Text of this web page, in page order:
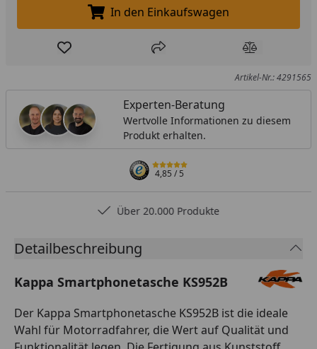
In den Einkaufswagen legen
In den Einkaufswagen
Produkt zur Wunschliste hinzufügen
Teilen Produkt
Artikel-Nr.: 4291565
Experten-Beratung
Wertvolle Informationen zu diesem
Produkt erhalten.
4,85/ 5
Über 20.000 Produkte
Detailbeschreibung
Kappa Smartphonetasche KS952B
Der Kappa Smartphonetasche KS952B ist die ideale
Wahl für Motorradfahrer, die Wert auf Qualität und